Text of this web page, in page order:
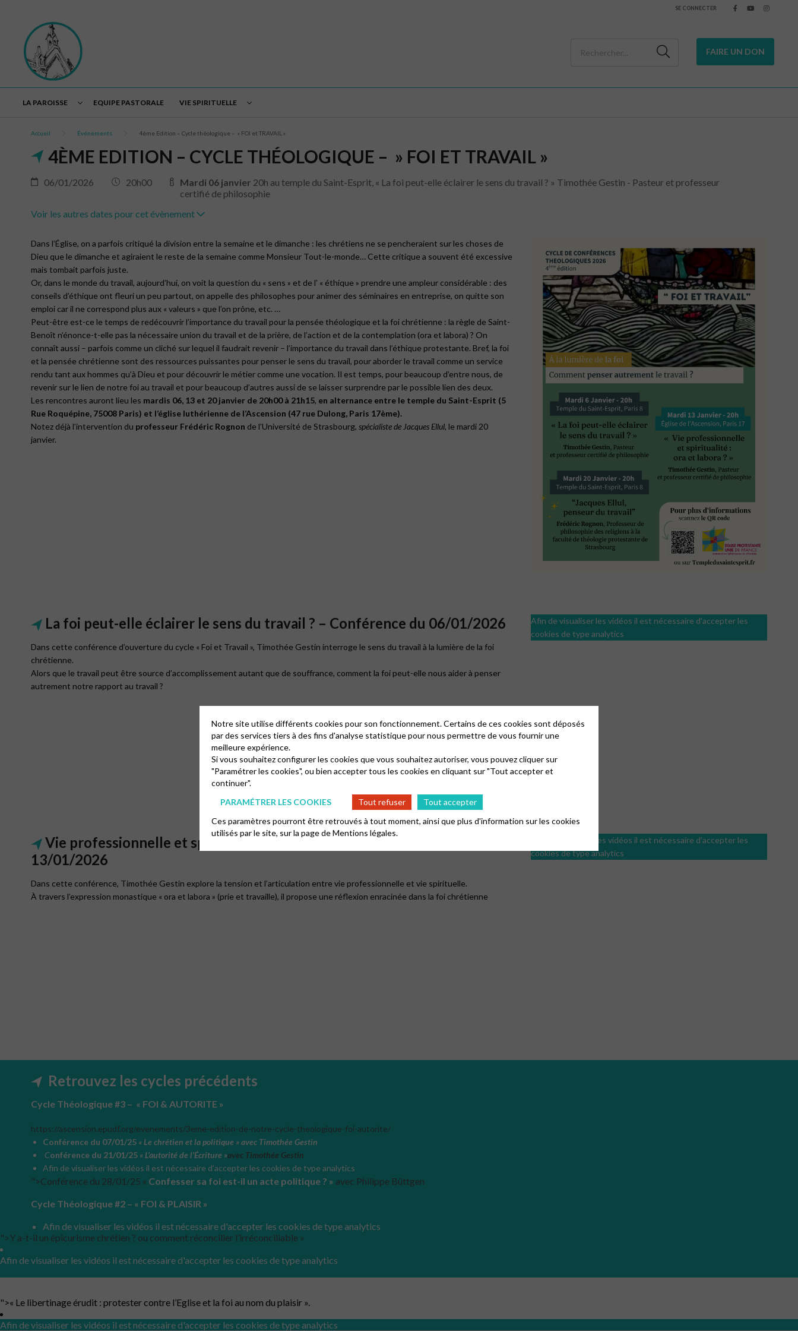
SE CONNECTER
FAIRE UN DON
LA PAROISSE EQUIPE PASTORALE VIE SPIRITUELLE
Accueil Événements 4ème Edition – Cycle théologique – » FOI et TRAVAIL »
4ÈME EDITION – CYCLE THÉOLOGIQUE – » FOI ET TRAVAIL »
06/01/2026 20h00 Mardi 06 janvier 20h au temple du Saint-Esprit, « La foi peut-elle éclairer le sens du travail ? » Timothée Gestin - Pasteur et professeur
certifié de philosophie
Voir les autres dates pour cet évènement
Dans l’Église, on a parfois critiqué la division entre la semaine et le dimanche : les chrétiens ne se pencheraient sur les choses de
Dieu que le dimanche et agiraient le reste de la semaine comme Monsieur Tout-le-monde… Cette critique a souvent été excessive
mais tombait parfois juste.
Or, dans le monde du travail, aujourd’hui, on voit la question du « sens » et de l’ « éthique » prendre une ampleur considérable : des
conseils d’éthique ont fleuri un peu partout, on appelle des philosophes pour animer des séminaires en entreprise, on quitte son
emploi car il ne correspond plus aux « valeurs » que l’on prône, etc. …
Peut-être est-ce le temps de redécouvrir l’importance du travail pour la pensée théologique et la foi chrétienne : la règle de Saint-
Benoît n’énonce-t-elle pas la nécessaire union du travail et de la prière, de l’action et de la contemplation (ora et labora) ? On
connaît aussi – parfois comme un cliché sur lequel il faudrait revenir – l’importance du travail dans l’éthique protestante. Bref, la foi
et la pensée chrétienne sont des ressources puissantes pour penser le sens du travail, pour aborder le travail comme un service
rendu tant aux hommes qu’à Dieu et pour découvrir le métier comme une vocation. Il est temps, pour beaucoup d’entre nous, de
revenir sur le lien de notre foi au travail et pour beaucoup d’autres aussi de se laisser surprendre par le possible lien des deux.
Les rencontres auront lieu les mardis 06, 13 et 20 janvier de 20h00 à 21h15, en alternance entre le temple du Saint-Esprit (5
Rue Roquépine, 75008 Paris) et l’église luthérienne de l’Ascension (47 rue Dulong, Paris 17ème).
Notez déjà l’intervention du professeur Frédéric Rognon de l’Université de Strasbourg, spécialiste de Jacques Ellul, le mardi 20
janvier.
Afin de visualiser les vidéos il est nécessaire d'accepter les
cookies de type analytics
La foi peut-elle éclairer le sens du travail ? – Conférence du 06/01/2026
Dans cette conférence d’ouverture du cycle « Foi et Travail », Timothée Gestin interroge le sens du travail à la lumière de la foi
chrétienne.
Alors que le travail peut être source d’accomplissement autant que de souffrance, comment la foi peut-elle nous aider à penser
autrement notre rapport au travail ?
Afin de visualiser les vidéos il est nécessaire d'accepter les
cookies de type analytics
Vie professionnelle et spiritualité : "ora et labora" ? – Conférence du
13/01/2026
Dans cette conférence, Timothée Gestin explore la tension et l’articulation entre vie professionnelle et vie spirituelle.
À travers l’expression monastique « ora et labora » (prie et travaille), il propose une réflexion enracinée dans la foi chrétienne
Retrouvez les cycles précédents
Cycle Théologique #3 – « FOI & AUTORITE »
https://ascension.epudf.org/evenements/3eme-edition-de-notre-cycle-theologique-foi-autorite/
Conférence du 07/01/25 « Le chrétien et la politique » avec Timothée Gestin
Conférence du 21/01/25 « L’autorité de l’Écriture »avec Timothée Gestin
Afin de visualiser les vidéos il est nécessaire d'accepter les cookies de type analytics
">Conférence du 28/01/25 « Confesser sa foi est-il un acte politique ? » avec Philippe Büttgen
Cycle Théologique #2 – « FOI & PLAISIR »
Afin de visualiser les vidéos il est nécessaire d'accepter les cookies de type analytics
">Y a-t-il un épicurisme chrétien ? ou comment réconcilier l’irréconciliable »
Afin de visualiser les vidéos il est nécessaire d'accepter les cookies de type analytics
">« Le libertinage érudit : protester contre l’Eglise et la foi au nom du plaisir ».
Afin de visualiser les vidéos il est nécessaire d'accepter les cookies de type analytics
Notre site utilise différents cookies pour son fonctionnement. Certains de ces cookies sont déposés
par des services tiers à des fins d'analyse statistique pour nous permettre de vous fournir une
meilleure expérience.
Si vous souhaitez configurer les cookies que vous souhaitez autoriser, vous pouvez cliquer sur
"Paramétrer les cookies", ou bien accepter tous les cookies en cliquant sur "Tout accepter et
continuer".
PARAMÉTRER LES COOKIES
Tout refuser
Tout accepter
Ces paramètres pourront être retrouvés à tout moment, ainsi que plus d'information sur les cookies
utilisés par le site, sur la page deMentions légales.